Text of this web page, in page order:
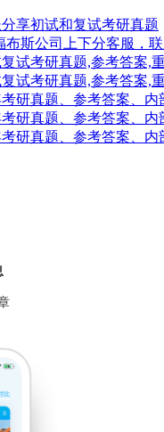
享初试和复试考研真题
布斯公司上下分客服，
试考研真题,参考答案,
试考研真题,参考答案,
研真题、参考答案、内
研真题、参考答案、内
研真题、参考答案、内